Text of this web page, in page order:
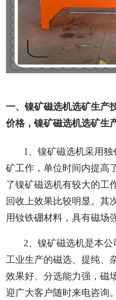
一、镍矿磁选机选矿生产
价格，镍矿磁选机选矿生
1、镍矿磁选机采用
矿工作，单位时间内提高
了镍矿磁选机有较大的工
回收上效果比较明显。其
用钕铁硼材料，具有磁场
2、镍矿磁选机是本
工业生产的磁选、提纯、
效果好、分选能力强，磁
迎广大客户随时来电咨询。